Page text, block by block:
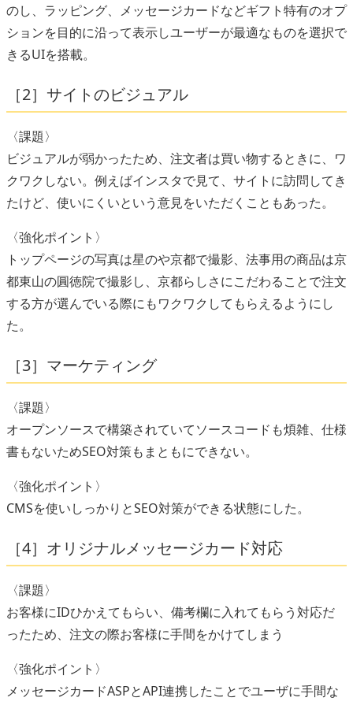
のし、ラッピング、メッセージカードなどギフト特有のオプ
ションを目的に沿って表示しユーザーが最適なものを選択で
きるUIを搭載。
［2］サイトのビジュアル
〈課題〉
ビジュアルが弱かったため、注文者は買い物するときに、ワ
クワクしない。例えばインスタで見て、サイトに訪問してき
たけど、使いにくいという意見をいただくこともあった。
〈強化ポイント〉
トップページの写真は星のや京都で撮影、法事用の商品は京
都東山の圓徳院で撮影し、京都らしさにこだわることで注文
する方が選んでいる際にもワクワクしてもらえるようにし
た。
［3］マーケティング
〈課題〉
オープンソースで構築されていてソースコードも煩雑、仕様
書もないためSEO対策もまともにできない。
〈強化ポイント〉
CMSを使いしっかりとSEO対策ができる状態にした。
［4］オリジナルメッセージカード対応
〈課題〉
お客様にIDひかえてもらい、備考欄に入れてもらう対応だ
ったため、注文の際お客様に手間をかけてしまう
〈強化ポイント〉
メッセージカードASPとAPI連携したことでユーザに手間な